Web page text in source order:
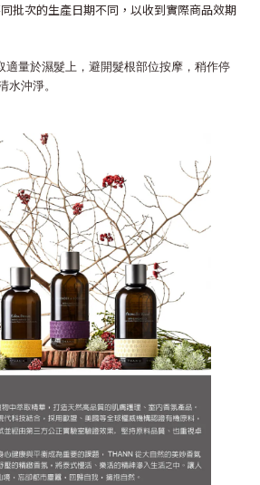
批次的生產日期不同，以收到實際商品效期
適量於濕髮上，避開髮根部位按摩，稍作停
水沖淨。